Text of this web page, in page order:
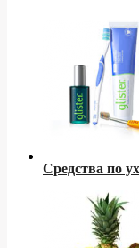
Средства по